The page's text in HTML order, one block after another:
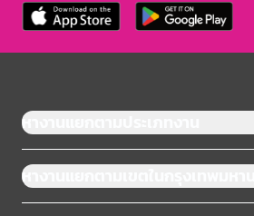
หางานแยกตามประเภทงาน
หางานแยกตามเขตในกรุงเทพมหาน